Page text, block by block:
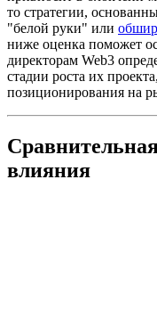
то стратегии,
"белой руки" или
ниже оценка поможет
директорам Web3
стадии роста их
позиционирования на
влияния